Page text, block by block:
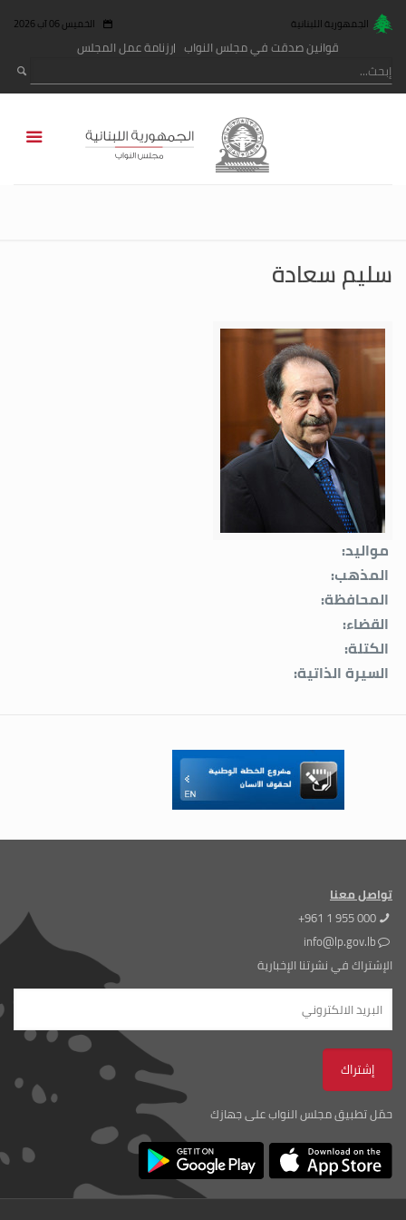
الجمهورية اللبنانية الخميس 06 آب 2026
قوانين صدقت في مجلس النواب رزنامة عمل المجلس
سليم سعادة
مواليد:
المذهب:
المحافظة:
القضاء:
الكتلة:
السيرة الذاتية:
تواصل معنا
+961 1 955 000
info@lp.gov.lb
الإشتراك في نشرتنا الإخبارية
حمّل تطبيق مجلس النواب على جهازك